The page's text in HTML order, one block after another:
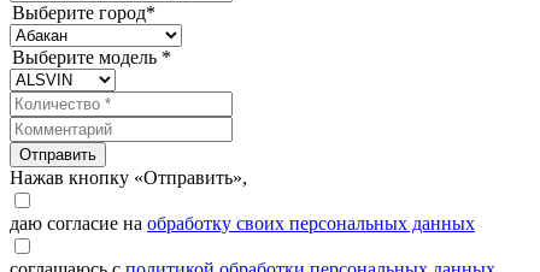
Выберите город*
Выберите модель *
Отправить
Нажав кнопку «Отправить»,
даю согласие на обработку своих персональных данных